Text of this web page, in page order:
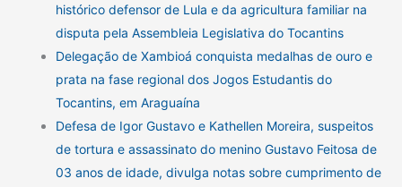
histórico defensor de Lula e da agricultura familiar na
disputa pela Assembleia Legislativa do Tocantins
Delegação de Xambioá conquista medalhas de ouro e
prata na fase regional dos Jogos Estudantis do
Tocantins, em Araguaína
Defesa de Igor Gustavo e Kathellen Moreira, suspeitos
de tortura e assassinato do menino Gustavo Feitosa de
03 anos de idade, divulga notas sobre cumprimento de